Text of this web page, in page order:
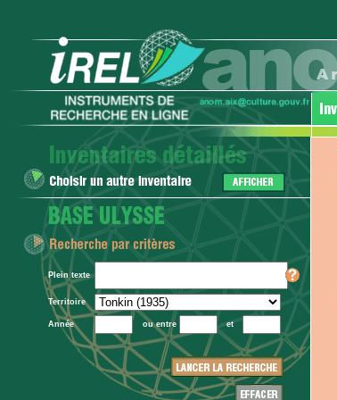
Plein texte
Territoire
Année ou entre et